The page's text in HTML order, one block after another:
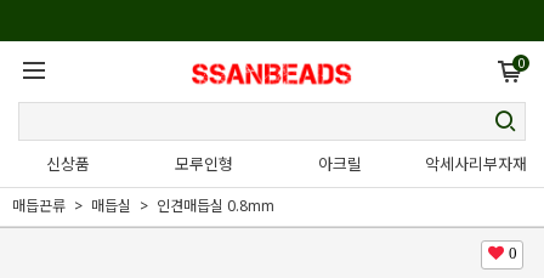
0
신상품 모루인형 아크릴 악세사리부자재
매듭끈류 매듭실 인견매듭실 0.8mm
0